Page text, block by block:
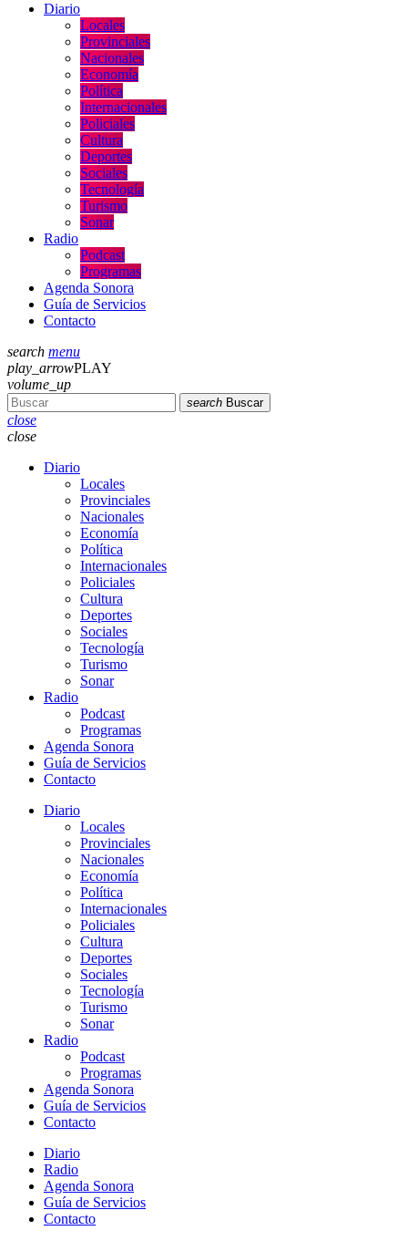
Diario
Locales
Provinciales
Nacionales
Economía
Política
Internacionales
Policiales
Cultura
Deportes
Sociales
Tecnología
Turismo
Sonar
Radio
Podcast
Programas
Agenda Sonora
Guía de Servicios
Contacto
search menu
play_arrowPLAY
volume_up
search Buscar
close
close
Diario
Locales
Provinciales
Nacionales
Economía
Política
Internacionales
Policiales
Cultura
Deportes
Sociales
Tecnología
Turismo
Sonar
Radio
Podcast
Programas
Agenda Sonora
Guía de Servicios
Contacto
Diario
Locales
Provinciales
Nacionales
Economía
Política
Internacionales
Policiales
Cultura
Deportes
Sociales
Tecnología
Turismo
Sonar
Radio
Podcast
Programas
Agenda Sonora
Guía de Servicios
Contacto
Diario
Radio
Agenda Sonora
Guía de Servicios
Contacto